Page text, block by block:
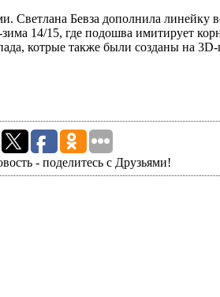
Светлана Бевза дополнила
14/15, где подошва имитирует
котрые также были созданы на 3D-
- поделитесь с Друзьями!